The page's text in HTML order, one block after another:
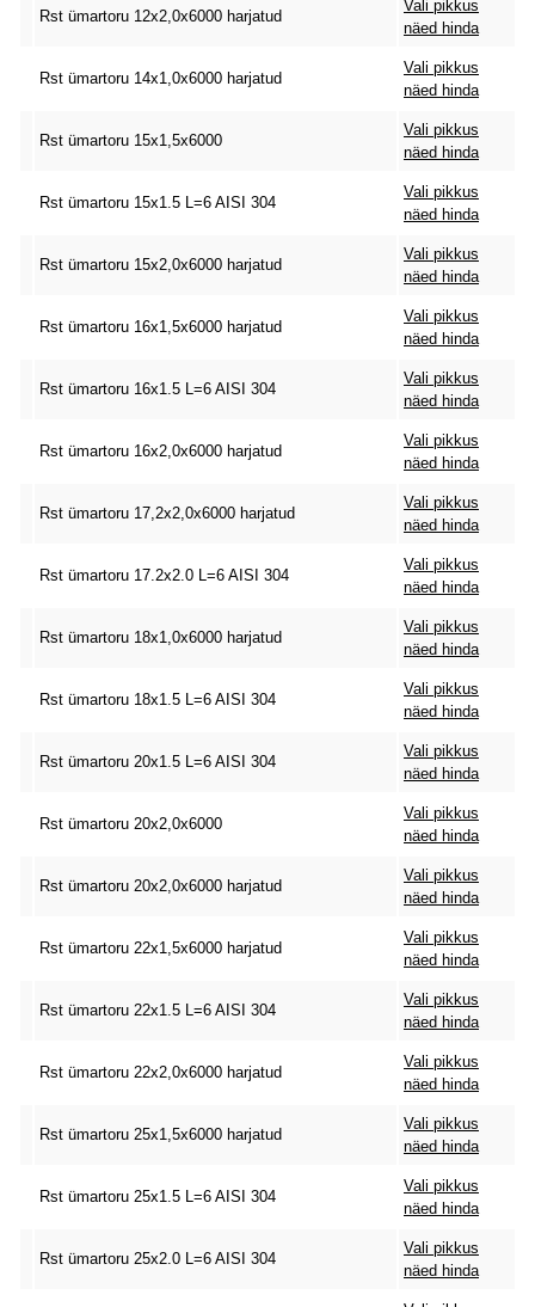
Rst ümartoru 12x2,0x6000 harjatud
Vali pikkus
näed hinda
Rst ümartoru 14x1,0x6000 harjatud
Vali pikkus
näed hinda
Rst ümartoru 15x1,5x6000
Vali pikkus
näed hinda
Rst ümartoru 15x1.5 L=6 AISI 304
Vali pikkus
näed hinda
Rst ümartoru 15x2,0x6000 harjatud
Vali pikkus
näed hinda
Rst ümartoru 16x1,5x6000 harjatud
Vali pikkus
näed hinda
Rst ümartoru 16x1.5 L=6 AISI 304
Vali pikkus
näed hinda
Rst ümartoru 16x2,0x6000 harjatud
Vali pikkus
näed hinda
Rst ümartoru 17,2x2,0x6000 harjatud
Vali pikkus
näed hinda
Rst ümartoru 17.2x2.0 L=6 AISI 304
Vali pikkus
näed hinda
Rst ümartoru 18x1,0x6000 harjatud
Vali pikkus
näed hinda
Rst ümartoru 18x1.5 L=6 AISI 304
Vali pikkus
näed hinda
Rst ümartoru 20x1.5 L=6 AISI 304
Vali pikkus
näed hinda
Rst ümartoru 20x2,0x6000
Vali pikkus
näed hinda
Rst ümartoru 20x2,0x6000 harjatud
Vali pikkus
näed hinda
Rst ümartoru 22x1,5x6000 harjatud
Vali pikkus
näed hinda
Rst ümartoru 22x1.5 L=6 AISI 304
Vali pikkus
näed hinda
Rst ümartoru 22x2,0x6000 harjatud
Vali pikkus
näed hinda
Rst ümartoru 25x1,5x6000 harjatud
Vali pikkus
näed hinda
Rst ümartoru 25x1.5 L=6 AISI 304
Vali pikkus
näed hinda
Rst ümartoru 25x2.0 L=6 AISI 304
Vali pikkus
näed hinda